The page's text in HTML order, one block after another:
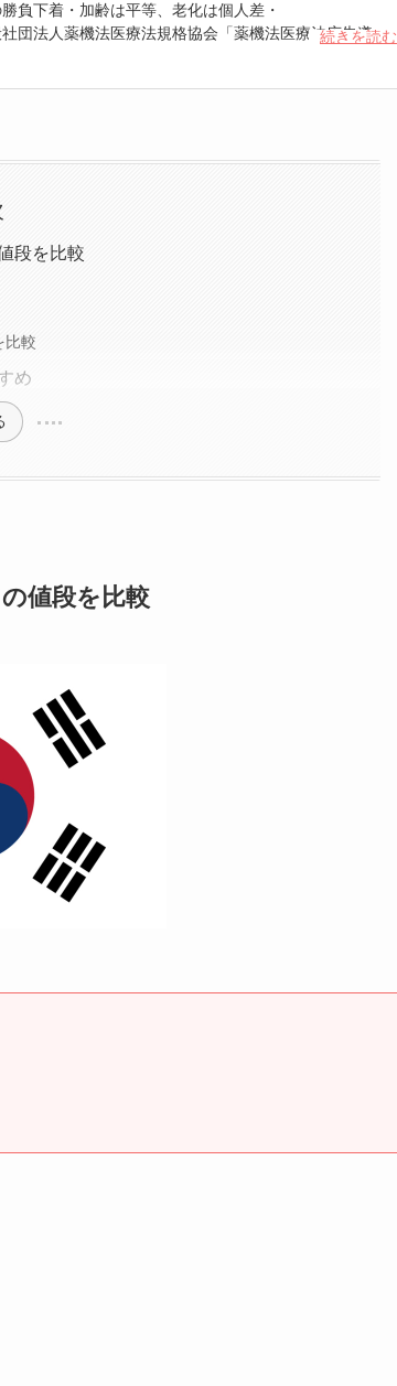
負下着・加齢は平等、老化は個人差・
団法人薬機法医療法規格協会「薬機法医療法広告遵守
続きを読む
段を比較
比較
め
値段を比較